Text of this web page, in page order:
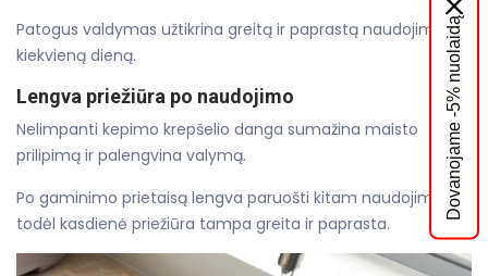
Patogus valdymas užtikrina greitą ir paprastą naudojimą
kiekvieną dieną.
Lengva priežiūra po naudojimo
Nelimpanti kepimo krepšelio danga sumažina maisto
prilipimą ir palengvina valymą.
Po gaminimo prietaisą lengva paruošti kitam naudojimui,
todėl kasdienė priežiūra tampa greita ir paprasta.
Dovanojame -5% nuolaidą